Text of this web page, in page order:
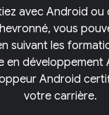
avec Android ou
vous
suivant les
en développement
Android
votre carrière.